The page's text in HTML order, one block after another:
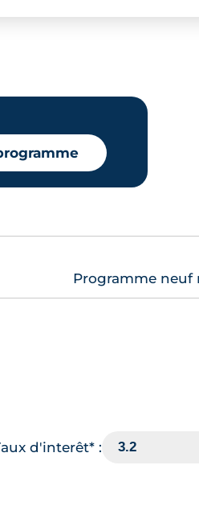
Programme neuf
d'interêt* :